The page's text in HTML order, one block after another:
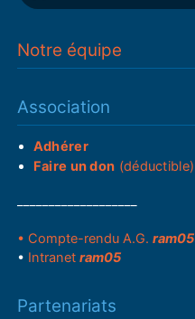
Notre équipe
Association
Adhérer
Faire un don (déductible)
• Compte-rendu A.G.ram05
• Intranetram05
Partenariats